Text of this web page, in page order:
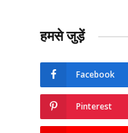
हमसे जुड़ें
Facebook
Pinterest